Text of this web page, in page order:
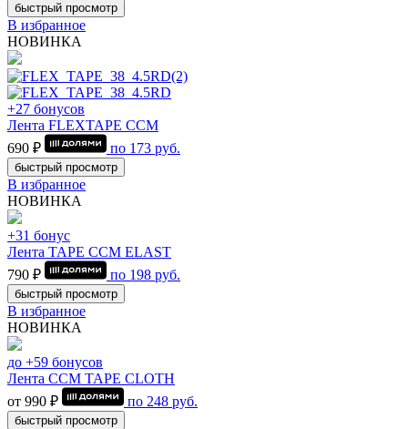
быстрый просмотр
В избранное
НОВИНКА
+27 бонусов
Лента FLEXTAPE CCM
690 ₽
по 173 руб.
быстрый просмотр
В избранное
НОВИНКА
+31 бонус
Лента TAPE CCM ELAST
790 ₽
по 198 руб.
быстрый просмотр
В избранное
НОВИНКА
до +59 бонусов
Лента CCM TAPE CLOTH
от 990 ₽
по 248 руб.
быстрый просмотр